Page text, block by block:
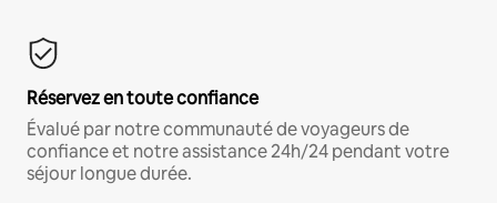
Réservez en toute confiance
Évalué par notre communauté de voyageurs de
confiance et notre assistance 24h/24 pendant votre
séjour longue durée.